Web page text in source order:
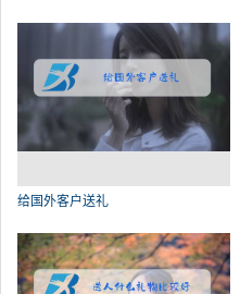
给国外客户送礼